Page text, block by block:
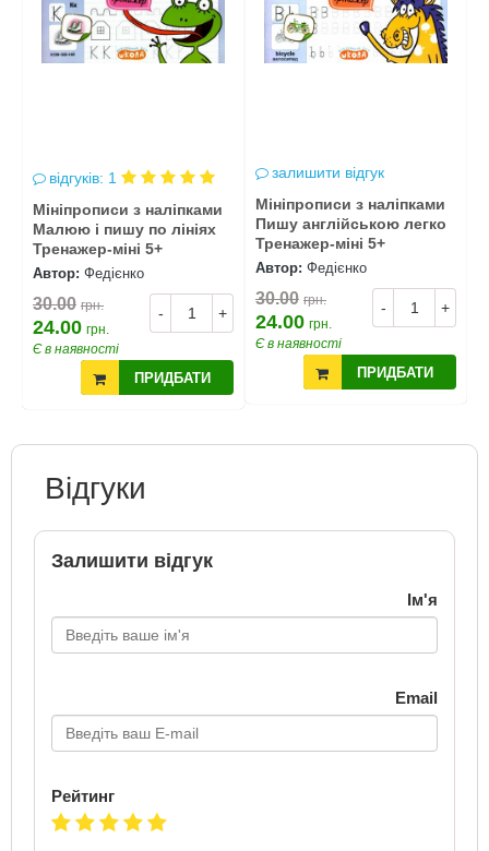
відгуків: 1
Мініпрописи з наліпками
Малюю і пишу по лініях
Тренажер-міні 5+
Автор: Федієнко
- +
30.00 грн.
24.00 грн.
Є в наявності
ПРИДБАТИ
залишити відгук
Мініпрописи з наліпками
Пишу англійською легко
Тренажер-міні 5+
Автор: Федієнко
- +
30.00 грн.
24.00 грн.
Є в наявності
ПРИДБАТИ
Відгуки
Залишити відгук
Ім'я
Email
Рейтинг